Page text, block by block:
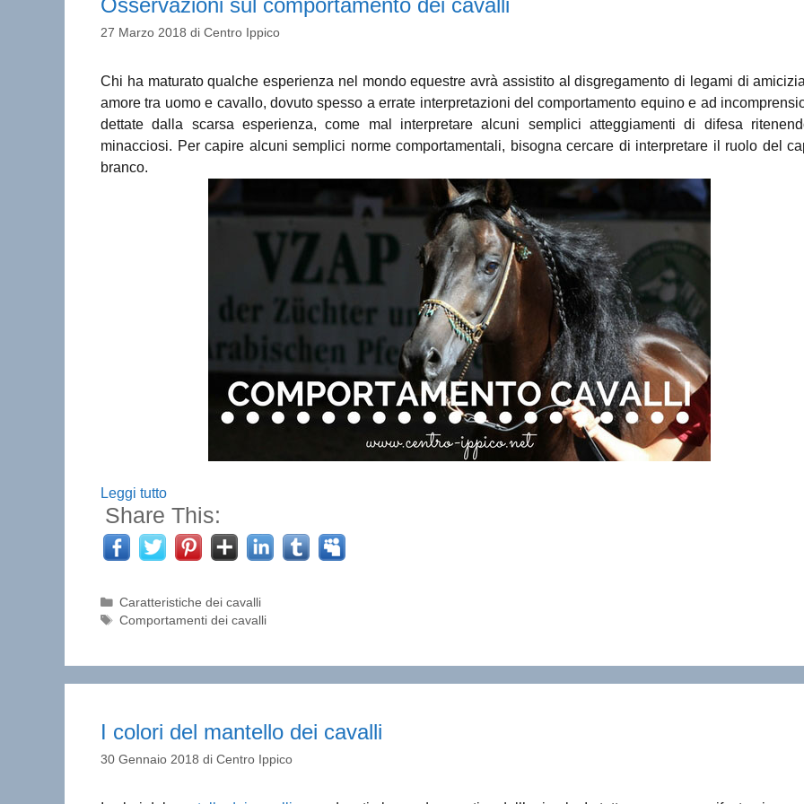
Osservazioni sul comportamento dei cavalli
27 Marzo 2018 di Centro Ippico
Chi ha maturato qualche esperienza nel mondo equestre avrà assistito al disgregamento di legami di
amore tra uomo e cavallo, dovuto spesso a errate interpretazioni del comportamento equino e ad
dettate dalla scarsa esperienza, come mal interpretare alcuni semplici atteggiamenti di difesa
minacciosi. Per capire alcuni semplici norme comportamentali, bisogna cercare di interpretare il ruolo del
branco.
Leggi tutto
Share This:
Categorie
Caratteristiche dei cavalli
Tag
Comportamenti dei cavalli
I colori del mantello dei cavalli
30 Gennaio 2018 di Centro Ippico